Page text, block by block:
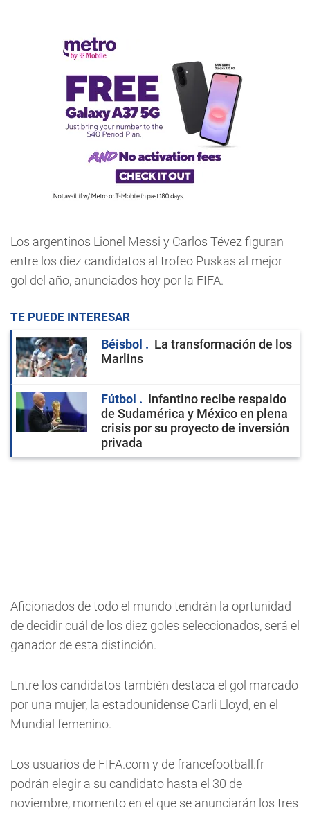
Los argentinos Lionel Messi y Carlos Tévez figuran
entre los diez candidatos al trofeo Puskas al mejor
gol del año, anunciados hoy por la FIFA.
TE PUEDE INTERESAR
Béisbol
La transformación de los
Marlins
Fútbol
Infantino recibe respaldo
de Sudamérica y México en plena
crisis por su proyecto de inversión
privada
Aficionados de todo el mundo tendrán la oprtunidad
de decidir cuál de los diez goles seleccionados, será el
ganador de esta distinción.
Entre los candidatos también destaca el gol marcado
por una mujer, la estadounidense Carli Lloyd, en el
Mundial femenino.
Los usuarios de FIFA.com y de francefootball.fr
podrán elegir a su candidato hasta el 30 de
noviembre, momento en el que se anunciarán los tres